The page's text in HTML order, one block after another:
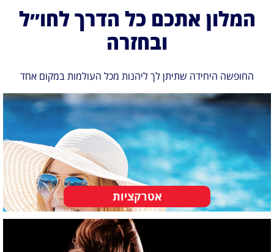
המלון אתכם כל הדרך לחו״ל
ובחזרה
החופשה היחידה שתיתן לך ליהנות מכל העולמות במקום אחד
אטרקציות